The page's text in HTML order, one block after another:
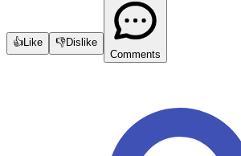
👍Like 👎Dislike
Comments